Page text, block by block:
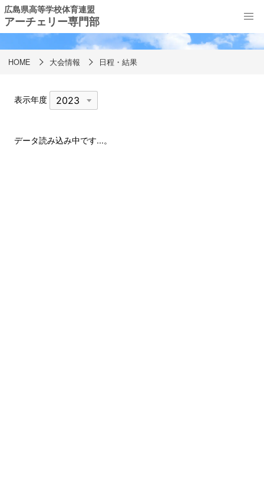
広島県高等学校体育連盟
アーチェリー専門部
日程・結果
HOME 大会情報 日程・結果
表示年度
データ読み込み中です...。